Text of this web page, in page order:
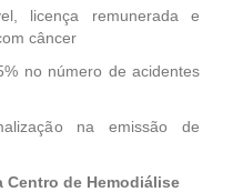
licença remunerada e
câncer
no número de acidentes
na emissão de
Centro de Hemodiálise